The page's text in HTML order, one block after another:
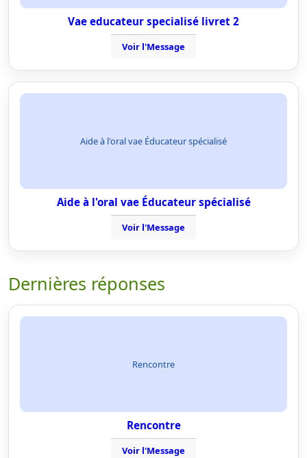
Vae educateur specialisé livret 2
Voir l'Message
Aide à l'oral vae Éducateur spécialisé
Aide à l'oral vae Éducateur spécialisé
Voir l'Message
Dernières réponses
Rencontre
Rencontre
Voir l'Message